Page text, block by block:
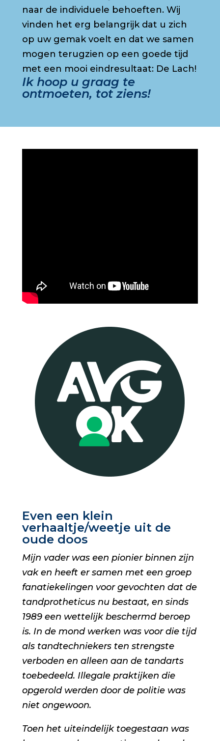
naar de individuele behoeften. Wij
vinden het erg belangrijk dat u zich
op uw gemak voelt en dat we samen
mogen terugzien op een goede tijd
met een mooi eindresultaat: De Lach!
Ik hoop u graag te
ontmoeten, tot ziens!
Even een klein
verhaaltje/weetje uit de
oude doos
Mijn vader was een pionier binnen zijn
vak en heeft er samen met een groep
fanatiekelingen voor gevochten dat de
tandprotheticus nu bestaat, en sinds
1989 een wettelijk beschermd beroep
is. In de mond werken was voor die tijd
als tandtechniekers ten strengste
verboden en alleen aan de tandarts
toebedeeld. Illegale praktijken die
opgerold werden door de politie was
niet ongewoon.
Toen het uiteindelijk toegestaan was